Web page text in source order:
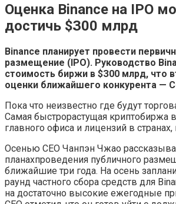
Оценка Binance на IPO
достичь $З00 млpд
Binance планирует провести
размещение (IPO). Руководство
стоимость биржи в $З00 млpд, что
оценки ближайшего конкурента —
Пока что неизвестно где будут
Самая быстрорастущая криптобиржа
главного офиса и лицензий в странах,
Осенью СЕО Чанпэн Чжао
планахпроведения публичного
ближайшие три года. На осень
раунд частного сбора средств для
на достаточно высокие ежегодные